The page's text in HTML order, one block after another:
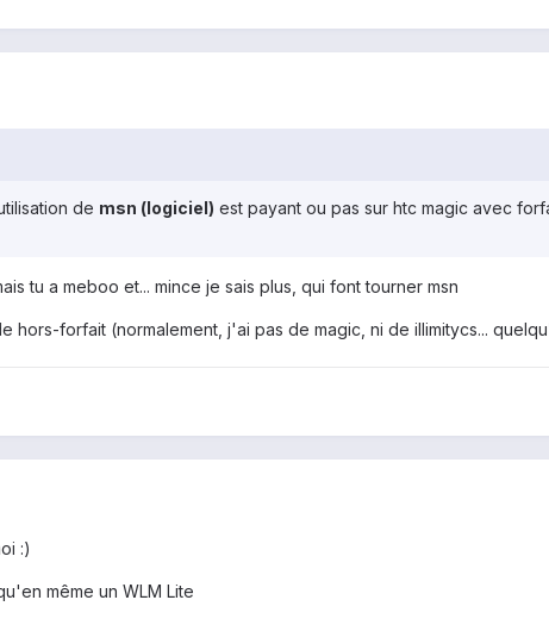
de msn (logiciel) est payant ou pas sur htc magic avec
tu a meboo et... mince je sais plus, qui font tourner msn
hors-forfait (normalement, j'ai pas de magic, ni de illimitycs...
:)
même un WLM Lite